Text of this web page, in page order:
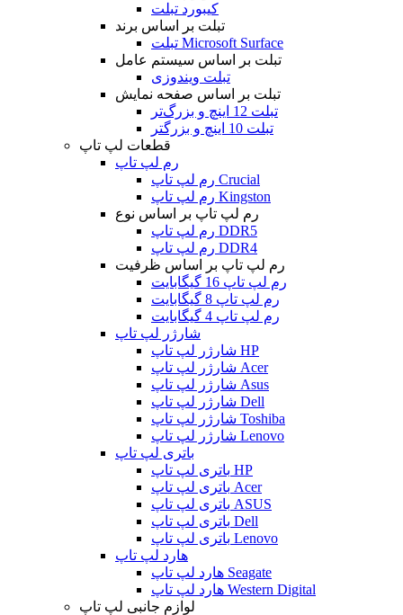
کیبورد تبلت
تبلت بر اساس برند
تبلت Microsoft Surface
تبلت بر اساس سیستم عامل
تبلت ویندوزی
تبلت بر اساس صفحه نمایش
تبلت 12 اینچ و بزرگ‌تر
تبلت 10 اینچ و بزرگتر
قطعات لپ تاپ
رم لپ تاپ
رم لپ تاپ Crucial
رم لپ تاپ Kingston
رم لپ تاپ بر اساس نوع
رم لپ تاپ DDR5
رم لپ تاپ DDR4
رم لپ تاپ بر اساس ظرفیت
رم لپ تاپ 16 گیگابایت
رم لپ تاپ 8 گیگابایت
رم لپ تاپ 4 گیگابایت
شارژر لپ تاپ
شارژر لپ تاپ HP
شارژر لپ تاپ Acer
شارژر لپ تاپ Asus
شارژر لپ تاپ Dell
شارژر لپ تاپ Toshiba
شارژر لپ تاپ Lenovo
باتری لپ تاپ
باتری لپ تاپ HP
باتری لپ تاپ Acer
باتری لپ تاپ ASUS
باتری لپ تاپ Dell
باتری لپ تاپ Lenovo
هارد لپ تاپ
هارد لپ تاپ Seagate
هارد لپ تاپ Western Digital
لوازم جانبی لپ تاپ